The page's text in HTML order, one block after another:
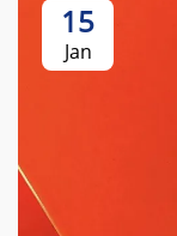
15
Jan